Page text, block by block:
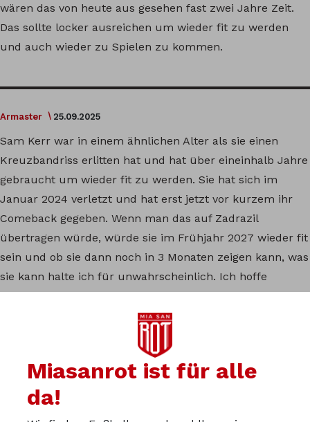
wären das von heute aus gesehen fast zwei Jahre Zeit.
Das sollte locker ausreichen um wieder fit zu werden
und auch wieder zu Spielen zu kommen.
Armaster 25.09.2025
Sam Kerr war in einem ähnlichen Alter als sie einen
Kreuzbandriss erlitten hat und hat über eineinhalb Jahre
gebraucht um wieder fit zu werden. Sie hat sich im
Januar 2024 verletzt und hat erst jetzt vor kurzem ihr
Comeback gegeben. Wenn man das auf Zadrazil
übertragen würde, würde sie im Frühjahr 2027 wieder fit
sein und ob sie dann noch in 3 Monaten zeigen kann, was
sie kann halte ich für unwahrscheinlich. Ich hoffe
natürlich nicht, dass es so kommt, aberich persönlich
würde ihr eine Vertragsverlängerung bis 2028 anbieten.
Insbesondere weil sie ja auch schon so etwas wie eine
Miasanrot ist für alle
da!